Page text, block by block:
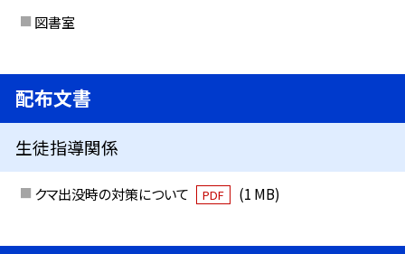
図書室
配布文書
生徒指導関係
クマ出没時の対策について PDF (1 MB)